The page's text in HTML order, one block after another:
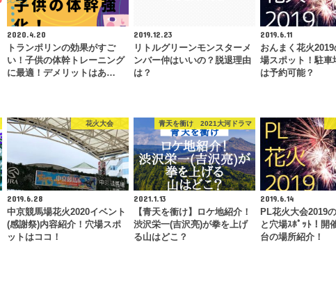
2020.4.20
トランポリンの効果がすご
い！子供の体幹トレーニング
に最適！デメリットはあ…
2019.12.23
リトルグリーンモンスターメ
ンバー仲はいいの？脱退理由
は？
2019.6.11
おんまく花火
場スポット！駐車
は予約可能？
花火大会
2019.6.28
中京競馬場花火2020イベント
(感謝祭)内容紹介！穴場スポ
ットはココ！
青天を衝け 2021大河ドラマ
2021.1.13
【青天を衝け】ロケ地紹介！
渋沢栄一(吉沢亮)が拳を上げ
る山はどこ？
2019.6.14
PL花火大会2019
と穴場ｽﾎﾟｯﾄ！開
台の場所紹介！